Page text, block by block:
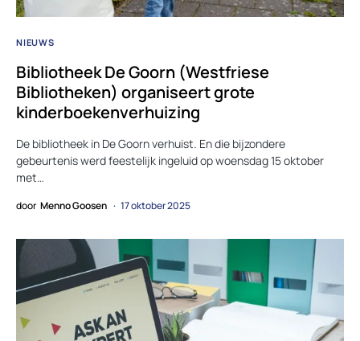
NIEUWS
Bibliotheek De Goorn (Westfriese
Bibliotheken) organiseert grote
kinderboekenverhuizing
De bibliotheek in De Goorn verhuist. En die bijzondere
gebeurtenis werd feestelijk ingeluid op woensdag 15 oktober
met…
door Menno Goosen 17 oktober 2025